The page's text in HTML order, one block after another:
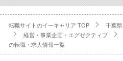
転職サイトのイーキャリア TOP 千葉県
経営・事業企画・エグゼクティブ
の転職・求人情報一覧